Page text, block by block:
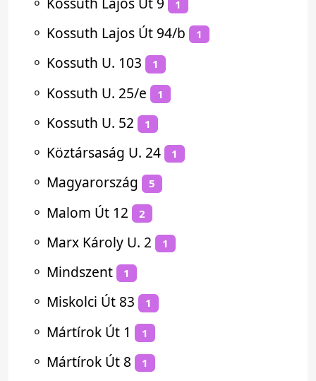
1
⚬ Kossuth Lajos Út 94/b 1
⚬ Kossuth U. 103 1
⚬ Kossuth U. 25/e 1
⚬ Kossuth U. 52 1
⚬ Köztársaság U. 24 1
⚬ Magyarország 5
⚬ Malom Út 12 2
⚬ Marx Károly U. 2 1
⚬ Mindszent 1
⚬ Miskolci Út 83 1
⚬ Mártírok Út 1 1
⚬ Mártírok Út 8 1